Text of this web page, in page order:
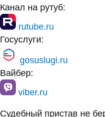
Канал на рутуб:
rutube.ru
Госуслуги:
gosuslugi.ru
Вайбер:
viber.ru
Судебный пристав не